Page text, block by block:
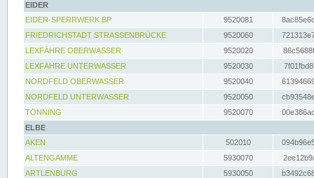
EIDER
EIDER-SPERRWERK BP
9520081
FRIEDRICHSTADT STRASSENBRÜCKE
9520060
LEXFÄHRE OBERWASSER
9520020
LEXFÄHRE UNTERWASSER
9520030
NORDFELD OBERWASSER
9520040
NORDFELD UNTERWASSER
9520050
TÖNNING
9520070
ELBE
AKEN
502010
ALTENGAMME
5930070
ARTLENBURG
5930050